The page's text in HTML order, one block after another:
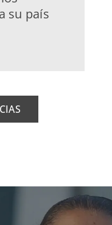
su país